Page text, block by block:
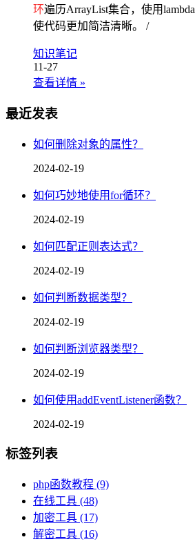
环遍历ArrayList集合，使用
使代码更加简洁清晰。 /
知识笔记
11-27
查看详情 »
最近发表
如何删除对象的属性？
2024-02-19
如何巧妙地使用for循环？
2024-02-19
如何匹配正则表达式？
2024-02-19
如何判断数据类型？
2024-02-19
如何判断浏览器类型？
2024-02-19
如何使用addEventListener函数？
2024-02-19
标签列表
php函数教程 (9)
在线工具 (48)
加密工具 (17)
解密工具 (16)